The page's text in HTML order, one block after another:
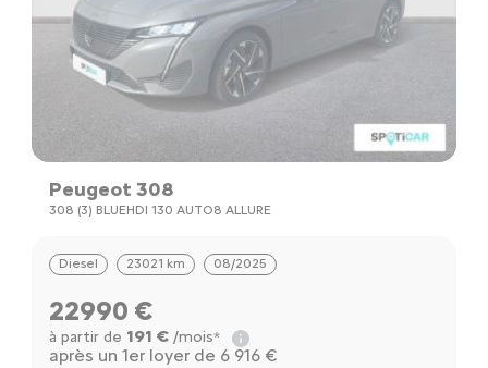
Peugeot 308
308 (3) BLUEHDI 130 AUTO8 ALLURE
Diesel 23021 km 08/2025
22990 €
à partir de 191 €/mois*
après un 1er loyer de 6 916 €